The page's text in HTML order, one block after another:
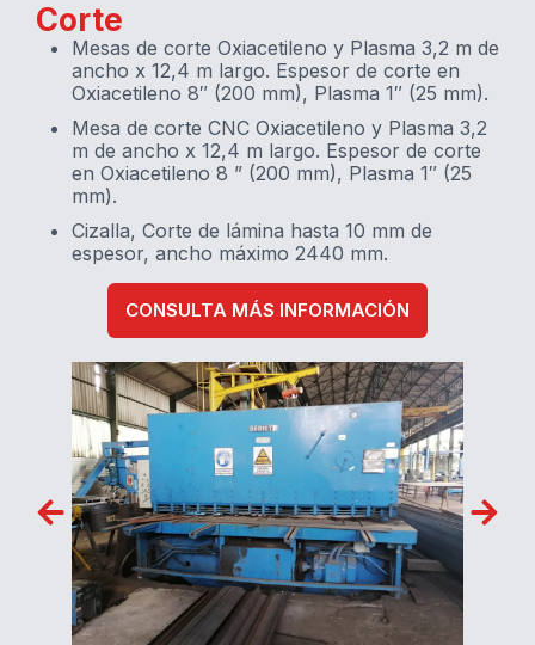
Corte
Mesas de corte Oxiacetileno y Plasma 3,2 m de
ancho x 12,4 m largo. Espesor de corte en
Oxiacetileno 8″ (200 mm), Plasma 1″ (25 mm).
Mesa de corte CNC Oxiacetileno y Plasma 3,2
m de ancho x 12,4 m largo. Espesor de corte
en Oxiacetileno 8 ” (200 mm), Plasma 1″ (25
mm).
Cizalla, Corte de lámina hasta 10 mm de
espesor, ancho máximo 2440 mm.
CONSULTA MÁS INFORMACIÓN